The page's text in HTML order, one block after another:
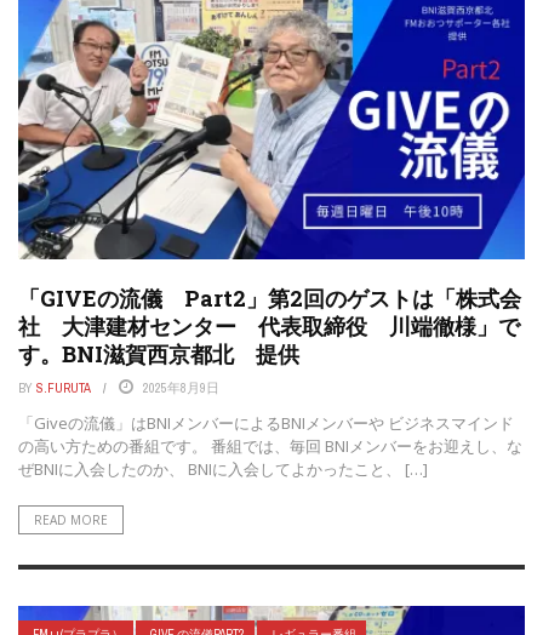
「GIVEの流儀 Part2」第2回のゲストは「株式会
社 大津建材センター 代表取締役 川端徹様」で
す。BNI滋賀西京都北 提供
BY S.FURUTA 2025年8月9日
「Giveの流儀」はBNIメンバーによるBNIメンバーや ビジネスマインド
の高い方ための番組です。 番組では、毎回 BNIメンバーをお迎えし、な
ぜBNIに入会したのか、 BNIに入会してよかったこと、 […]
READ MORE